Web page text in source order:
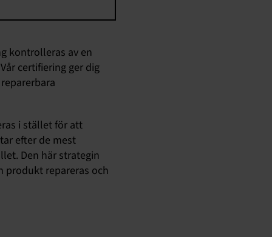
kontrolleras av en
certifiering ger dig
i stället för att
efter de mest
Den här strategin
produkt repareras och